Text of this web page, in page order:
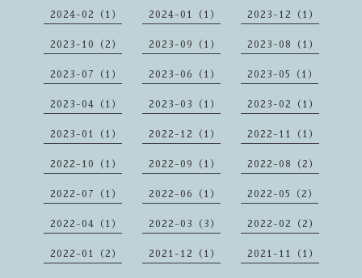
2024-02（1） 2024-01（1） 2023-12（1）
2023-10（2） 2023-09（1） 2023-08（1）
2023-07（1） 2023-06（1） 2023-05（1）
2023-04（1） 2023-03（1） 2023-02（1）
2023-01（1） 2022-12（1） 2022-11（1）
2022-10（1） 2022-09（1） 2022-08（2）
2022-07（1） 2022-06（1） 2022-05（2）
2022-04（1） 2022-03（3） 2022-02（2）
2022-01（2） 2021-12（1） 2021-11（1）